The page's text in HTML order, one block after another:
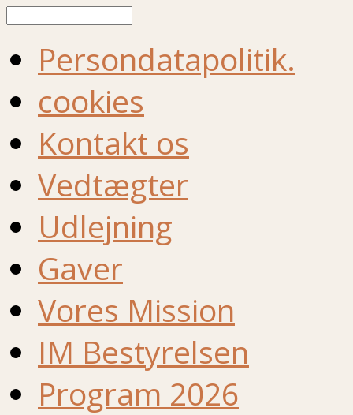
Persondatapolitik.
cookies
Kontakt os
Vedtægter
Udlejning
Gaver
Vores Mission
IM Bestyrelsen
Program 2026